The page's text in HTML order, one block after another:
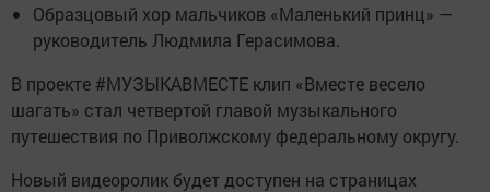
Образцовый хор мальчиков «Маленький принц» —
руководитель Людмила Герасимова.
В проекте #МУЗЫКАВМЕСТЕ клип «Вместе весело
шагать» стал четвертой главой музыкального
путешествия по Приволжскому федеральному округу.
Новый видеоролик будет доступен на страницах